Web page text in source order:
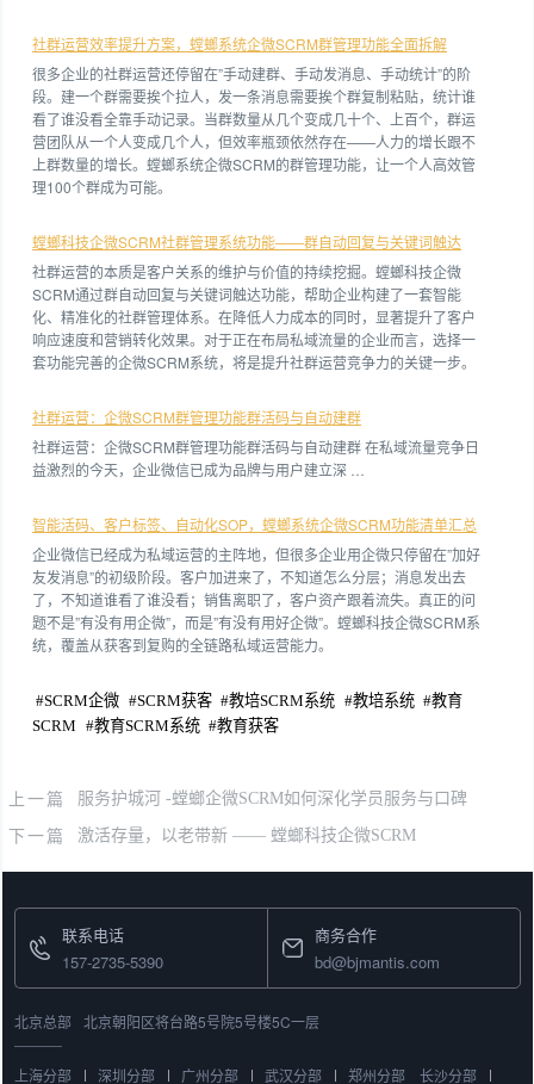
社群运营效率提升方案，螳螂系统企微SCRM群管理功能全面拆解
很多企业的社群运营还停留在”手动建群、手动发消息、手动统计”的阶
段。建一个群需要挨个拉人，发一条消息需要挨个群复制粘贴，统计谁
看了谁没看全靠手动记录。当群数量从几个变成几十个、上百个，群运
营团队从一个人变成几个人，但效率瓶颈依然存在——人力的增长跟不
上群数量的增长。螳螂系统企微SCRM的群管理功能，让一个人高效管
理100个群成为可能。
螳螂科技企微SCRM社群管理系统功能——群自动回复与关键词触达
社群运营的本质是客户关系的维护与价值的持续挖掘。螳螂科技企微
SCRM通过群自动回复与关键词触达功能，帮助企业构建了一套智能
化、精准化的社群管理体系。在降低人力成本的同时，显著提升了客户
响应速度和营销转化效果。对于正在布局私域流量的企业而言，选择一
套功能完善的企微SCRM系统，将是提升社群运营竞争力的关键一步。
社群运营：企微SCRM群管理功能群活码与自动建群
社群运营：企微SCRM群管理功能群活码与自动建群 在私域流量竞争日
益激烈的今天，企业微信已成为品牌与用户建立深 …
智能活码、客户标签、自动化SOP，螳螂系统企微SCRM功能清单汇总
企业微信已经成为私域运营的主阵地，但很多企业用企微只停留在”加好
友发消息”的初级阶段。客户加进来了，不知道怎么分层；消息发出去
了，不知道谁看了谁没看；销售离职了，客户资产跟着流失。真正的问
题不是”有没有用企微”，而是”有没有用好企微”。螳螂科技企微SCRM系
统，覆盖从获客到复购的全链路私域运营能力。
#SCRM企微 #SCRM获客 #教培SCRM系统 #教培系统 #教育
SCRM #教育SCRM系统 #教育获客
上一篇 服务护城河 -螳螂企微SCRM如何深化学员服务与口碑
下一篇 激活存量，以老带新 —— 螳螂科技企微SCRM
联系电话
157-2735-5390
商务合作
bd@bjmantis.com
北京总部 北京朝阳区将台路5号院5号楼5C一层
上海分部 深圳分部 广州分部 武汉分部 郑州分部 长沙分部